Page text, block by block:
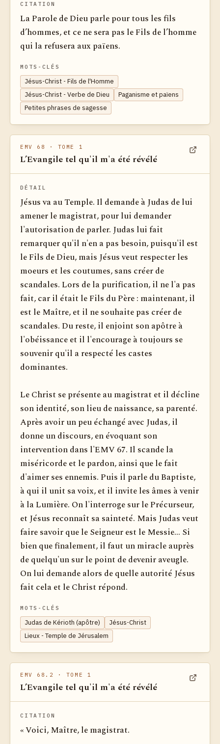
CITATION
La Parole de Dieu parle pour tous les fils
d’hommes, et ce ne sera pas le Fils de l’homme
qui la refusera aux païens.
MOTS-CLÉS
Jésus-Christ - Fils de l'Homme
Jésus-Christ - Verbe de Dieu
Paganisme et païens
Petites phrases de sagesse
EMV 68 · TOME 1
L’Evangile tel qu'il m'a été révélé
DÉTAIL
Jésus va au Temple. Il demande à Judas de lui
amener le magistrat, pour lui demander
l'autorisation de parler. Judas lui fait
remarquer qu'il n'en a pas besoin, puisqu'il est
le Fils de Dieu, mais Jésus veut respecter les
moeurs et les coutumes, sans créer de
scandales. Lors de la purification, il ne l'a pas
fait, car il était le Fils du Père : maintenant, il
est le Maître, et il ne souhaite pas créer de
scandales. Du reste, il enjoint son apôtre à
l'obéissance et il l'encourage à toujours se
souvenir qu'il a respecté les castes
dominantes.
Le Christ se présente au magistrat et il décline
son identité, son lieu de naissance, sa parenté.
Après avoir un peu échangé avec Judas, il
donne un discours, en évoquant son
intervention dans l'EMV 67. Il scande la
miséricorde et le pardon, ainsi que le fait
d'aimer ses ennemis. Puis il parle du Baptiste,
à qui il unit sa voix, et il invite les âmes à venir
à la Lumière. On l'interroge sur le Précurseur,
et Jésus reconnaît sa sainteté. Mais Judas veut
faire savoir que le Seigneur est le Messie... Si
bien que finalement, il faut un miracle auprès
de quelqu'un sur le point de devenir aveugle.
On lui demande alors de quelle autorité Jésus
fait cela et le Christ répond.
MOTS-CLÉS
Judas de Kérioth (apôtre)
Jésus-Christ
Lieux - Temple de Jérusalem
EMV 68.2 · TOME 1
L’Evangile tel qu'il m'a été révélé
CITATION
« Voici, Maître, le magistrat.